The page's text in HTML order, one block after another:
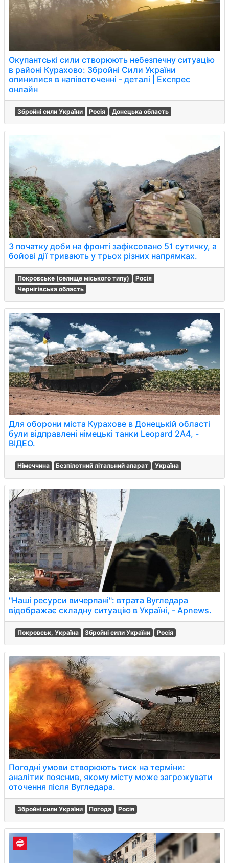
Окупантські сили створюють небезпечну ситуацію
в районі Курахово: Збройні Сили України
опинилися в напівоточенні - деталі | Експрес
онлайн
Збройні сили України Росія Донецька область
З початку доби на фронті зафіксовано 51 сутичку, а
бойові дії тривають у трьох різних напрямках.
Покровське (селище міського типу)
Росія
Чернігівська область
Для оборони міста Курахове в Донецькій області
були відправлені німецькі танки Leopard 2A4, -
ВІДЕО.
Німеччина Безпілотний літальний апарат Україна
"Наші ресурси вичерпані": втрата Вугледара
відображає складну ситуацію в Україні, - Apnews.
Покровськ, Україна Збройні сили України Росія
Погодні умови створюють тиск на терміни:
аналітик пояснив, якому місту може загрожувати
оточення після Вугледара.
Збройні сили України Погода Росія